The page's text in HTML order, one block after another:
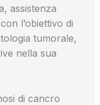
assistenza
l’obiettivo di
tumorale,
nella sua
di cancro